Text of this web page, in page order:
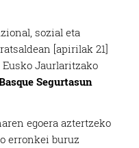
sozial eta
[apirilak 21]
Jaurlaritzako
Segurtasun
egoera aztertzeko
erronkei buruz